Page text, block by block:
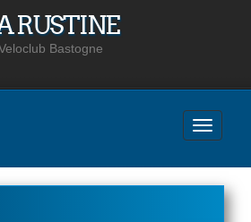
RUSTINE
Bastogne